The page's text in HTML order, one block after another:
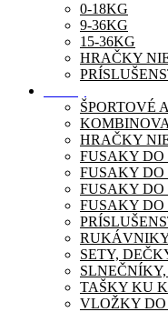
0-18KG
9-36KG
15-36KG
HRAČKY
ŠPORTOVÉ
HRAČKY
FUSAKY
FUSAKY
FUSAKY DO
FUSAKY
SETY,
TAŠKY KU
VLOŽKY